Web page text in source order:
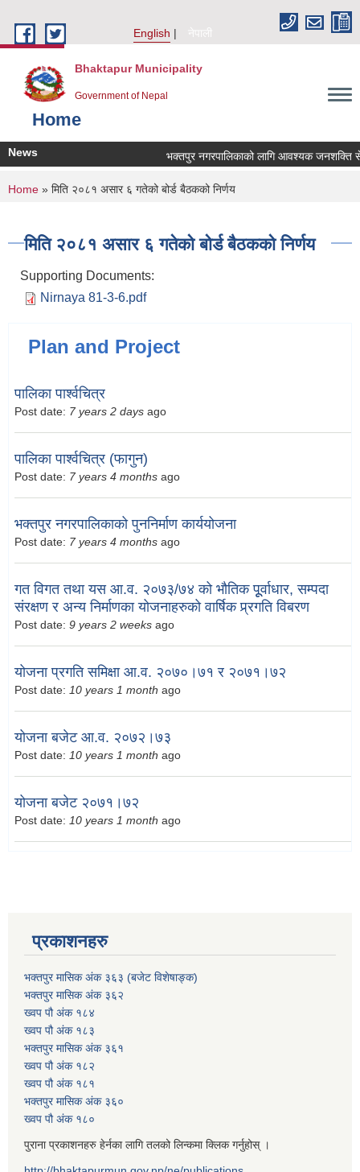
English
नेपाली
Bhaktapur Municipality
Government of Nepal
Home
News भक्तपुर नगरपालिकाको लागि आवश्यक जनशक्ति
You are here
Home » मिति २०८१ असार ६ गतेको बोर्ड बैठकको निर्णय
मिति २०८१ असार ६ गतेको बोर्ड बैठकको निर्णय
Supporting Documents:
Nirnaya 81-3-6.pdf
Plan and Project
पालिका पार्श्वचित्र
Post date: 7 years 2 days ago
पालिका पार्श्वचित्र (फागुन)
Post date: 7 years 4 months ago
भक्तपुर नगरपालिकाको पुननिर्माण कार्ययोजना
Post date: 7 years 4 months ago
गत विगत तथा यस आ.व. २०७३/७४ को भौतिक पूूर्वाधार, सम्पदा
संरक्षण र अन्य निर्माणका योजनाहरुको वार्षिक प्र्रगति विबरण
Post date: 9 years 2 weeks ago
योजना प्रगति समिक्षा आ.व. २०७०।७१ र २०७१।७२
Post date: 10 years 1 month ago
योजना बजेट आ.व. २०७२।७३
Post date: 10 years 1 month ago
योजना बजेट २०७१।७२
Post date: 10 years 1 month ago
प्रकाशनहरु
भक्तपुर मासिक अंक ३६३ (बजेट विशेषाङ्क)
भक्तपुर मासिक अंक ३६२
ख्वप पौ अंक १८४
ख्वप पौ अंक १८३
भक्तपुर मासिक अंक ३६१
ख्वप पौ अंक १८२
ख्वप पौ अंक १८१
भक्तपुर मासिक अंक ३६०
ख्वप पौ अंक १८०
पुराना प्रकाशनहरु हेर्नका लागि तलको लिन्कमा क्लिक गर्नुहोस् ।